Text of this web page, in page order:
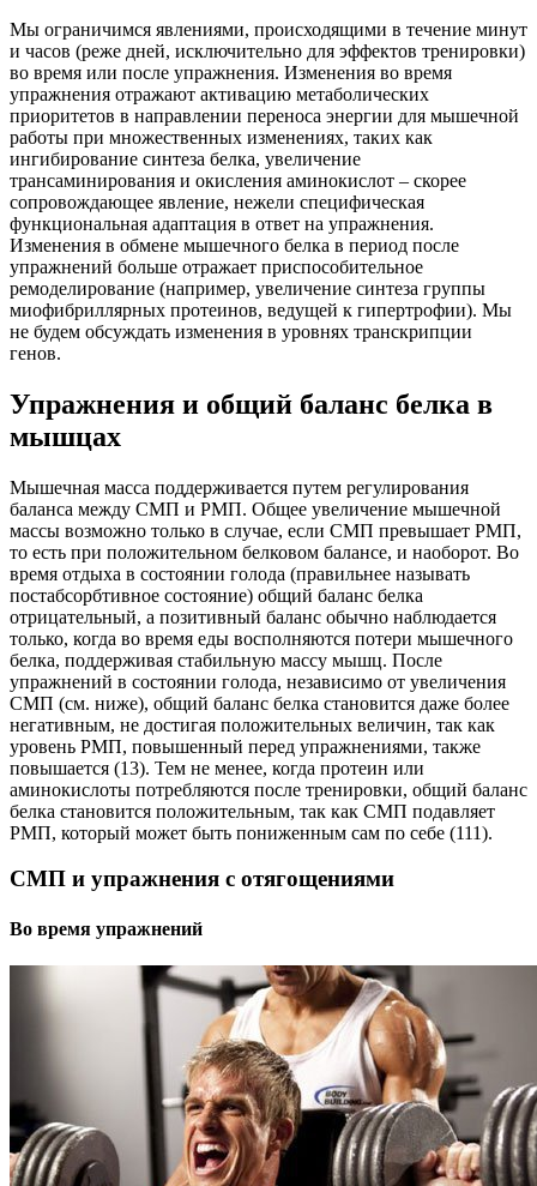
Мы ограничимся явлениями, происходящими в течение минут
и часов (реже дней, исключительно для эффектов тренировки)
во время или после упражнения. Изменения во время
упражнения отражают активацию метаболических
приоритетов в направлении переноса энергии для мышечной
работы при множественных изменениях, таких как
ингибирование синтеза белка, увеличение
трансаминирования и окисления аминокислот – скорее
сопровождающее явление, нежели специфическая
функциональная адаптация в ответ на упражнения.
Изменения в обмене мышечного белка в период после
упражнений больше отражает приспособительное
ремоделирование (например, увеличение синтеза группы
миофибриллярных протеинов, ведущей к гипертрофии). Мы
не будем обсуждать изменения в уровнях транскрипции
генов.
Упражнения и общий баланс белка в
мышцах
Мышечная масса поддерживается путем регулирования
баланса между СМП и РМП. Общее увеличение мышечной
массы возможно только в случае, если СМП превышает РМП,
то есть при положительном белковом балансе, и наоборот. Во
время отдыха в состоянии голода (правильнее называть
постабсорбтивное состояние) общий баланс белка
отрицательный, а позитивный баланс обычно наблюдается
только, когда во время еды восполняются потери мышечного
белка, поддерживая стабильную массу мышц. После
упражнений в состоянии голода, независимо от увеличения
СМП (см. ниже), общий баланс белка становится даже более
негативным, не достигая положительных величин, так как
уровень РМП, повышенный перед упражнениями, также
повышается (13). Тем не менее, когда протеин или
аминокислоты потребляются после тренировки, общий баланс
белка становится положительным, так как СМП подавляет
РМП, который может быть пониженным сам по себе (111).
СМП и упражнения с отягощениями
Во время упражнений